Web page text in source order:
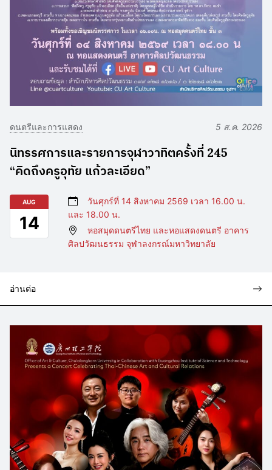
ดนตรีและการแสดง 5 ส.ค. 2026
นิทรรศการและรายการจุฬาวาทิตครั้งที่ 245
“คิดถึงครูอุทัย แก้วละเอียด”
AUG
14
วันศุกร์ที่ 14 สิงหาคม 2569 เวลา 16.00 น.
และ 18.00 น.
หอสมุดดนตรีไทย และหอแสดงดนตรี อาคาร
ศิลปวัฒนธรรม จุฬาลงกรณ์มหาวิทยาลัย
อ่านต่อ